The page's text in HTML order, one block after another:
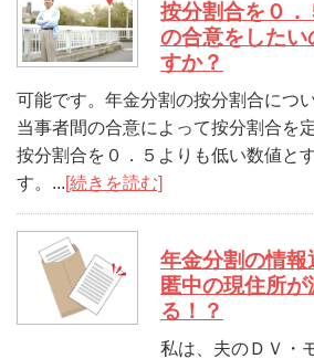
按分割合を０
の合意をした
すか？
可能です。年金分割の按分割合につ
当事者間の合意によって按分割合を
按分割合を０．５よりも低い数値と
す。...[続きを読む]
年金分割の情
匿中の現住所
る！？
私は、夫のＤＶ・